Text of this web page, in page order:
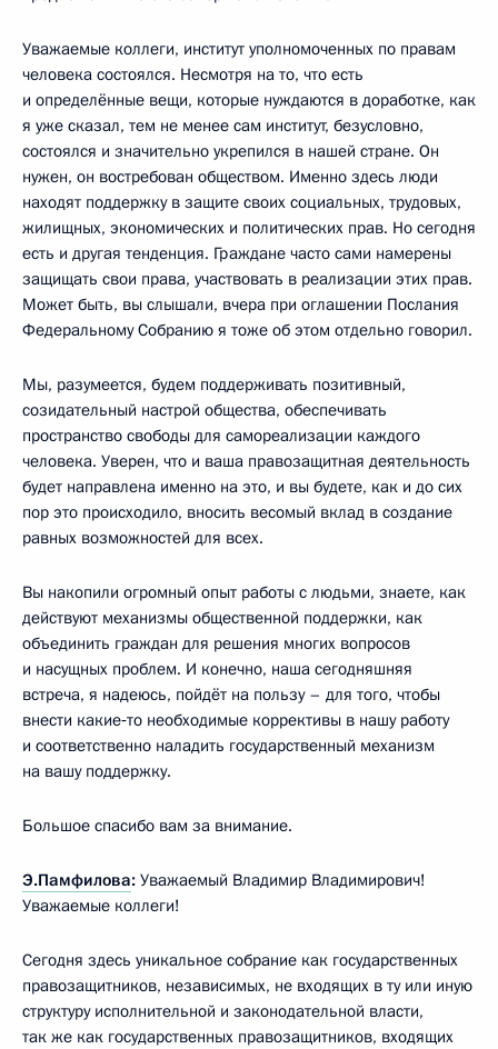
Уважаемые коллеги, институт уполномоченных по правам
человека состоялся. Несмотря на то, что есть
и определённые вещи, которые нуждаются в доработке, как
я уже сказал, тем не менее сам институт, безусловно,
состоялся и значительно укрепился в нашей стране. Он
нужен, он востребован обществом. Именно здесь люди
находят поддержку в защите своих социальных, трудовых,
жилищных, экономических и политических прав. Но сегодня
есть и другая тенденция. Граждане часто сами намерены
защищать свои права, участвовать в реализации этих прав.
Может быть, вы слышали, вчера при оглашении Послания
Федеральному Собранию я тоже об этом отдельно говорил.
Мы, разумеется, будем поддерживать позитивный,
созидательный настрой общества, обеспечивать
пространство свободы для самореализации каждого
человека. Уверен, что и ваша правозащитная деятельность
будет направлена именно на это, и вы будете, как и до сих
пор это происходило, вносить весомый вклад в создание
равных возможностей для всех.
Вы накопили огромный опыт работы с людьми, знаете, как
действуют механизмы общественной поддержки, как
объединить граждан для решения многих вопросов
и насущных проблем. И конечно, наша сегодняшняя
встреча, я надеюсь, пойдёт на пользу – для того, чтобы
внести какие‑то необходимые коррективы в нашу работу
и соответственно наладить государственный механизм
на вашу поддержку.
Большое спасибо вам за внимание.
Э.Памфилова: Уважаемый Владимир Владимирович!
Уважаемые коллеги!
Сегодня здесь уникальное собрание как государственных
правозащитников, независимых, не входящих в ту или иную
структуру исполнительной и законодательной власти,
так же как государственных правозащитников, входящих